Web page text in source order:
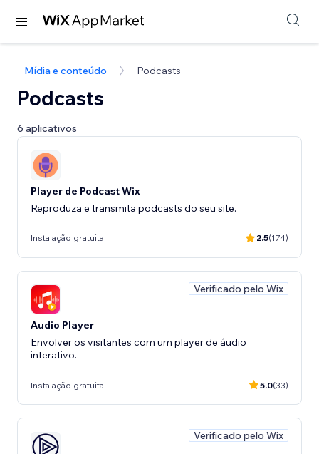
Mídia e conteúdo Podcasts
Podcasts
6 aplicativos
Player de Podcast Wix
Reproduza e transmita podcasts do seu site.
Instalação gratuita 2.5(174)
Verificado pelo Wix
Audio Player
Envolver os visitantes com um player de áudio
interativo.
Instalação gratuita 5.0(33)
Verificado pelo Wix